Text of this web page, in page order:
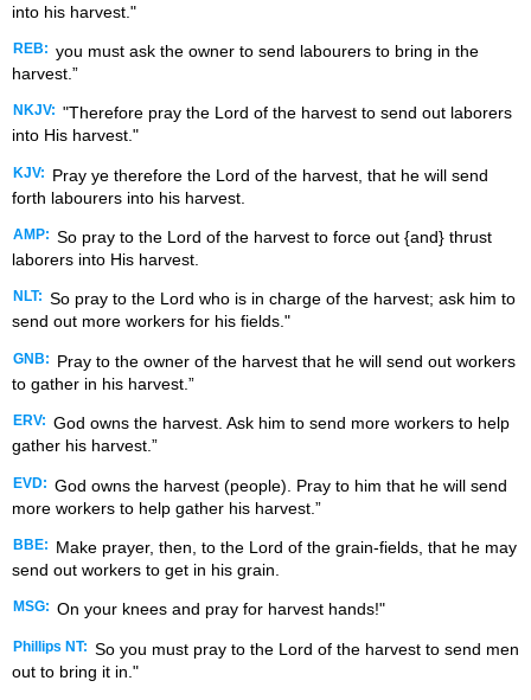
into his harvest."
REB: you must ask the owner to send labourers to bring in the
harvest.”
NKJV: "Therefore pray the Lord of the harvest to send out laborers
into His harvest."
KJV:
Pray ye therefore the Lord of the harvest, that he will send
forth labourers into his harvest.
AMP: So pray to the Lord of the harvest to force out {and} thrust
laborers into His harvest.
NLT: So pray to the Lord who is in charge of the harvest; ask him to
send out more workers for his fields."
GNB:
Pray to the owner of the harvest that he will send out workers
to gather in his harvest.”
ERV: God owns the harvest. Ask him to send more workers to help
gather his harvest.”
EVD: God owns the harvest (people). Pray to him that he will send
more workers to help gather his harvest.”
BBE:
Make prayer, then, to the Lord of the grain-fields, that he may
send out workers to get in his grain.
MSG: On your knees and pray for harvest hands!"
Phillips NT: So you must pray to the Lord of the harvest to send men
out to bring it in."